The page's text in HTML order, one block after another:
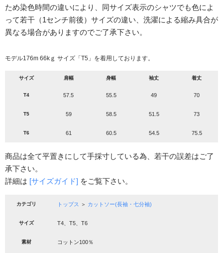
ため染色時間の違いにより、同サイズ表示のシャツでも色によ
って若干（1センチ前後）サイズの違い、洗濯による縮み具合が
異なる場合がありますのでご了承下さい。
モデル176m 66kｇ サイズ「T5」を着用しております。
サイズ 肩幅 身幅 袖丈 着丈
T4 57.5 55.5 49 70
T5 59 58.5 51.5 73
T6 61 60.5 54.5 75.5
商品は全て平置きにして手採寸している為、若干の誤差はご了
承下さい。
詳細は [サイズガイド] をご覧下さい。
カテゴリ トップス ＞ カットソー(長袖・七分袖)
サイズ T4、T5、T6
素材 コットン100％